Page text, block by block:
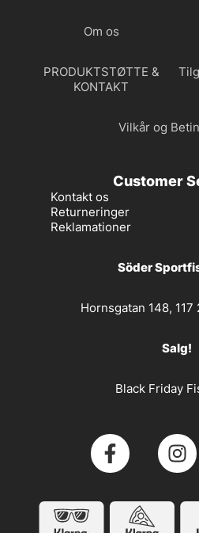
Om os
PRODUKTSTØTTE &
KONTAKT
Vilkår og
Customer
Kontakt os
Returneringer
Reklamationer
Söder
Hornsgatan 148,
Salg!
Black Friday